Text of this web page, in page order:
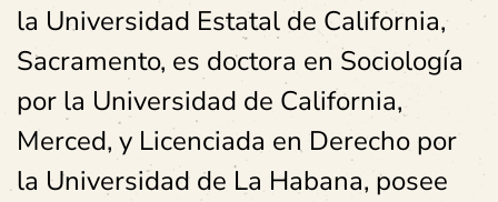
la Universidad Estatal de California,
Sacramento, es doctora en Sociología
por la Universidad de California,
Merced, y Licenciada en Derecho por
la Universidad de La Habana, posee